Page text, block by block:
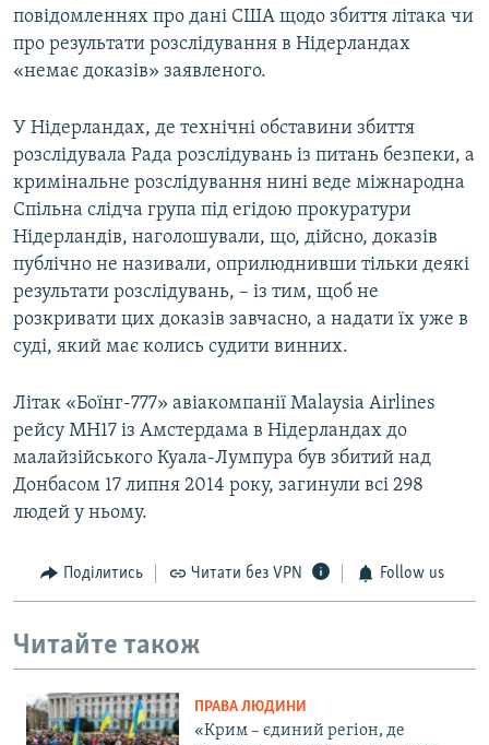
повідомленнях про дані США щодо збиття літака чи
про результати розслідування в Нідерландах
«немає доказів» заявленого.
У Нідерландах, де технічні обставини збиття
розслідувала Рада розслідувань із питань безпеки, а
кримінальне розслідування нині веде міжнародна
Спільна слідча група під егідою прокуратури
Нідерландів, наголошували, що, дійсно, доказів
публічно не називали, оприлюднивши тільки деякі
результати розслідувань, – із тим, щоб не
розкривати цих доказів завчасно, а надати їх уже в
суді, який має колись судити винних.
Літак «Боїнг-777» авіакомпанії Malaysia Airlines
рейсу MH17 із Амстердама в Нідерландах до
малайзійського Куала-Лумпура був збитий над
Донбасом 17 липня 2014 року, загинули всі 298
людей у ньому.
Поділитись Читати без VPN Follow us
Читайте також
ПРАВА ЛЮДИНИ
«Крим – єдиний регіон, де